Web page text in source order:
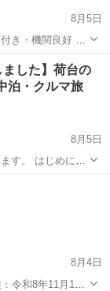
8月5日
き・機関良好 ダ
） 走行距離：約
ビ付き エアコン
ン
した】荷台の
泊・クルマ旅
8月5日
めに、
方がとても多い
ださい。 読んで
8月4日
令和8年11月13